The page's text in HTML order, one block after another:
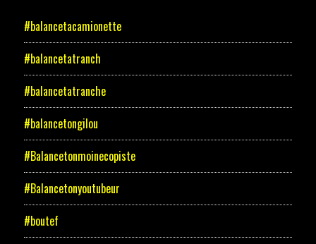
#balancetacamionette
#balancetatranch
#balancetatranche
#balancetongilou
#Balancetonmoinecopiste
#Balancetonyoutubeur
#boutef